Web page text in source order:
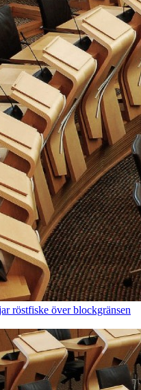
röstfiske över blockgränsen